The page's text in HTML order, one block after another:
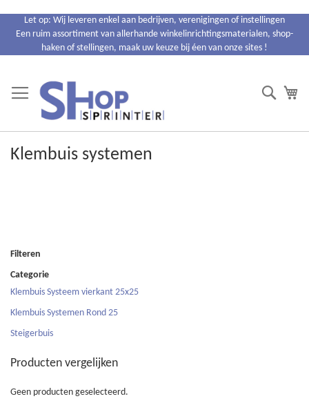
naar
Let op: Wij leveren enkel aan bedrijven, verenigingen of instellingen
Een ruim assortiment van allerhande winkelinrichtingsmaterialen, shop-
haken of stellingen, maak uw keuze bij éen van onze sites !
Search
Klembuis systemen
Filteren
Categorie
Klembuis Systeem vierkant 25x25
Klembuis Systemen Rond 25
Steigerbuis
Producten vergelijken
Geen producten geselecteerd.